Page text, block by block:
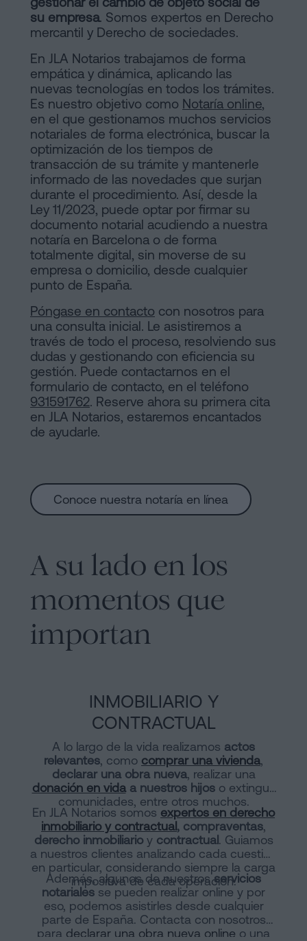
su empresa. Somos expertos en Derecho
mercantil y Derecho de sociedades.
En JLA Notarios trabajamos de forma
empática y dinámica, aplicando las
nuevas tecnologías en todos los trámites.
Es nuestro objetivo como Notaría online,
en el que gestionamos muchos servicios
notariales de forma electrónica, buscar la
optimización de los tiempos de
transacción de su trámite y mantenerle
informado de las novedades que surjan
durante el procedimiento. Así, desde la
Ley 11/2023, puede optar por firmar su
documento notarial acudiendo a nuestra
notaría en Barcelona o de forma
totalmente digital, sin moverse de su
empresa o domicilio, desde cualquier
punto de España.
Póngase en contacto con nosotros para
una consulta inicial. Le asistiremos a
través de todo el proceso, resolviendo sus
dudas y gestionando con eficiencia su
gestión. Puede contactarnos en el
formulario de contacto, en el teléfono
931591762. Reserve ahora su primera cita
en JLA Notarios, estaremos encantados
de ayudarle.
Conoce nuestra notaría en línea
A su lado en los
momentos que
importan
INMOBILIARIO Y
CONTRACTUAL
A lo largo de la vida realizamos actos
relevantes, como comprar una vivienda,
declarar una obra nueva, realizar una
donación en vidaa nuestros hijoso extinguir
comunidades, entre otros muchos.
En JLA Notarios somos expertos en derecho
inmobiliario y contractual , compraventas,
derecho inmobiliarioy contractual . Guiamos
a nuestros clientes analizando cada cuestión
en particular, considerando siempre la carga
impositiva de cada operación.
Además, algunos de nuestrosservicios
notariales se pueden realizar online y por
eso, podemos asistirles desde cualquier
parte de España. Contacta con nosotros
para declarar una obra nueva online o una